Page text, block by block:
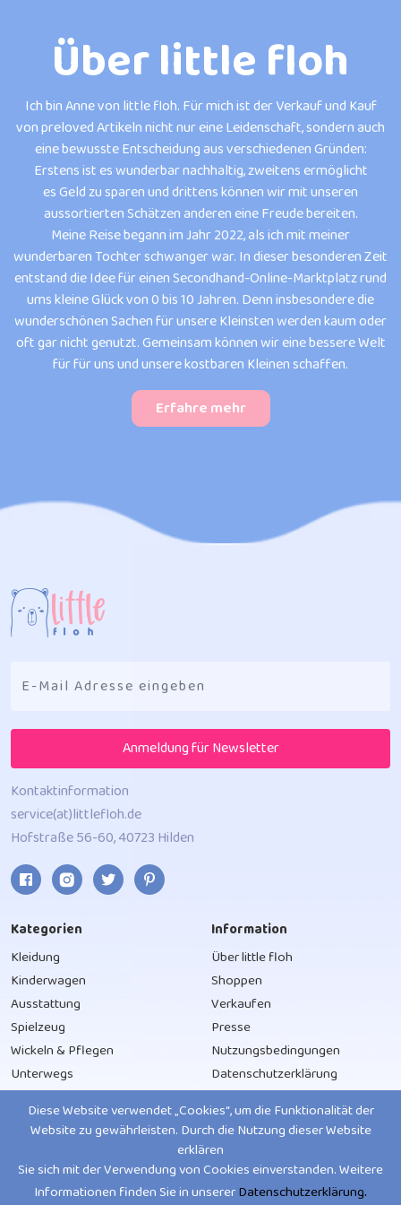
Über little floh
Ich bin Anne von little floh. Für mich ist der Verkauf und Kauf
von preloved Artikeln nicht nur eine Leidenschaft, sondern auch
eine bewusste Entscheidung aus verschiedenen Gründen:
Erstens ist es wunderbar nachhaltig, zweitens ermöglicht
es Geld zu sparen und drittens können wir mit unseren
aussortierten Schätzen anderen eine Freude bereiten.
Meine Reise begann im Jahr 2022, als ich mit meiner
wunderbaren Tochter schwanger war. In dieser besonderen Zeit
entstand die Idee für einen Secondhand-Online-Marktplatz rund
ums kleine Glück von 0 bis 10 Jahren. Denn insbesondere die
wunderschönen Sachen für unsere Kleinsten werden kaum oder
oft gar nicht genutzt. Gemeinsam können wir eine bessere Welt
für für uns und unsere kostbaren Kleinen schaffen.
Erfahre mehr
Diese Website verwendet „Cookies“, um die Funktionalität der
Website zu gewährleisten. Durch die Nutzung dieser Website
erklären
Sie sich mit der Verwendung von Cookies einverstanden. Weitere
Informationen finden Sie in unsererDatenschutzerklärung.
Anmeldung für Newsletter
Kontaktinformation
service(at)littlefloh.de
Hofstraße 56-60, 40723 Hilden
Kategorien
Kleidung
Kinderwagen
Ausstattung
Spielzeug
Wickeln & Pflegen
Unterwegs
Information
Über little floh
Shoppen
Verkaufen
Presse
Nutzungsbedingungen
Datenschutzerklärung
Support-Service
App
Impressum